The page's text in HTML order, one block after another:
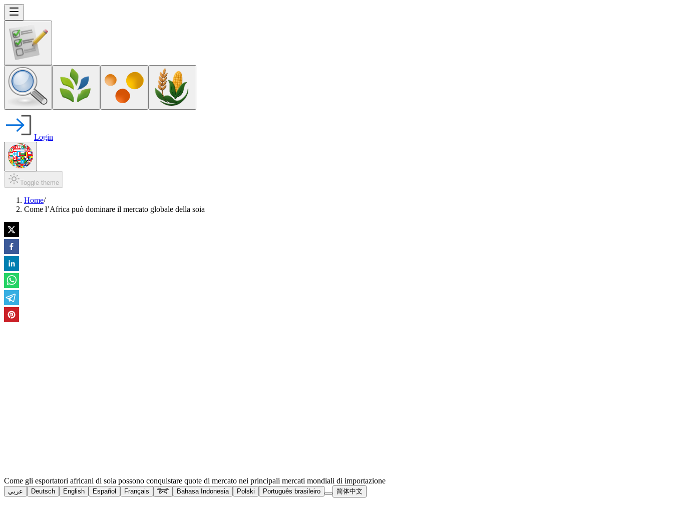
Login
Toggle theme
Home/
Come l’Africa può dominare il mercato globale della soia
Come gli esportatori africani di soia possono conquistare quote di mercato nei principali mercati mondiali di importazione
عربي Deutsch English Español Français हिन्दी Bahasa Indonesia Polski Português brasileiro 简体中文